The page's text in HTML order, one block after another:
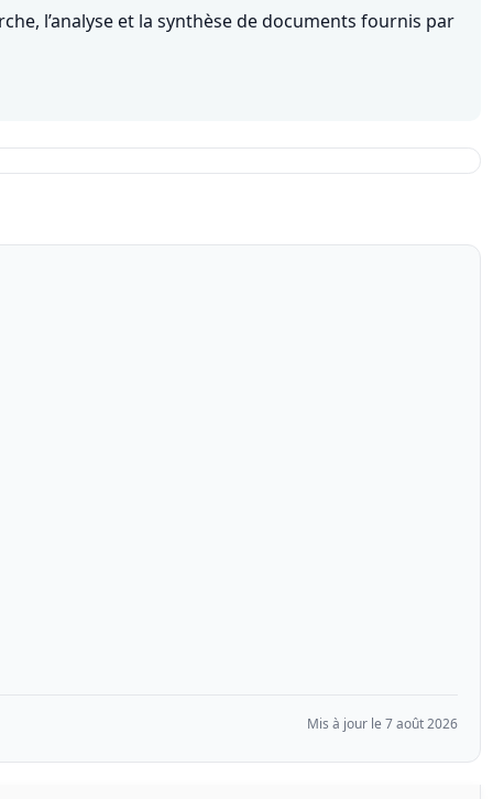
l’analyse et la synthèse de documents fournis par
Mis à jour le 7 août 2026